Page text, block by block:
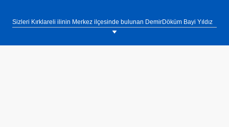
Sizleri Kırklareli ilinin Merkez ilçesinde bulunan DemirDöküm Bayi Yıldız
Mekanik showroomumuza bekliyoruz. Tel: 0(288) 214 69 15 DemirDöküm